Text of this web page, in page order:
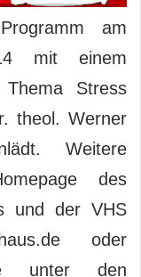
am
mit einem
Stress
theol. Werner
Weitere
des
und der VHS
oder
unter den